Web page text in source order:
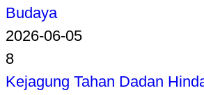
Budaya
2026-06-05
8
Kejagung Tahan Dadan